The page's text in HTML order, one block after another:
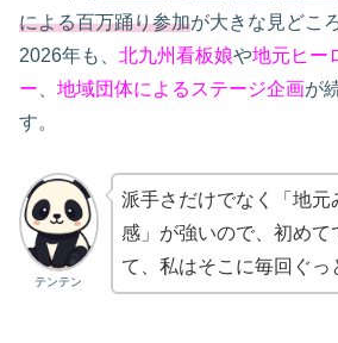
による百万踊り参加が大きな見どこ
2026年も、 北九州看板娘や地元ヒー
ー
地域団体によるステージ企画が
す。
テンテン
派手さだけでなく「地元
感」が強いので、初めて
て、私はそこに毎回ぐっ